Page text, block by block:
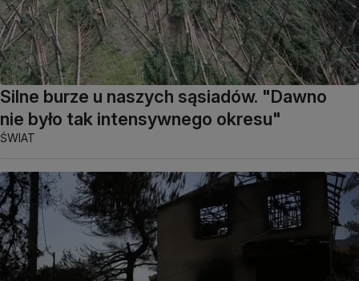
Silne burze u naszych sąsiadów. "Dawno
nie było tak intensywnego okresu"
ŚWIAT